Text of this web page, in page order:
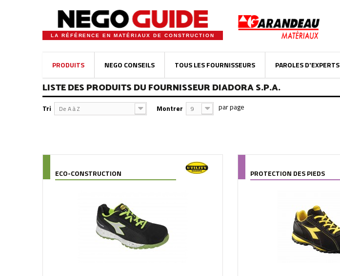
LA RÉFÉRENCE EN MATÉRIAUX DE CONSTRUCTION
PRODUITS NEGO CONSEILS TOUS LES FOURNISSEURS PAROLES D'EXPERTS
LISTE DES PRODUITS DU FOURNISSEUR DIADORA S.P.A.
Tri De A à Z Montrer 9
ECO-CONSTRUCTION PROTECTION DES PIEDS